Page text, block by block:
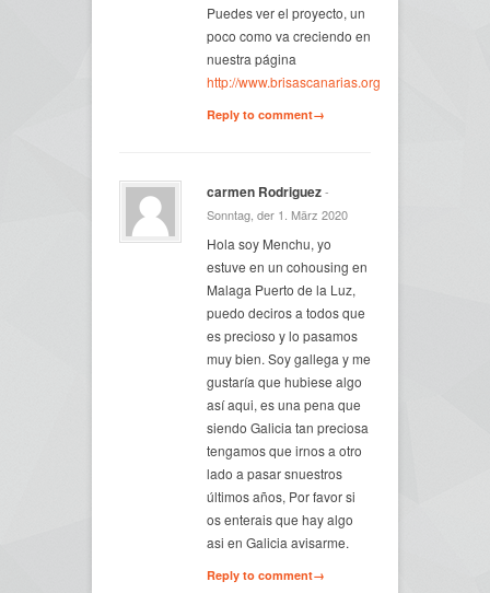
Puedes ver el proyecto, un
poco como va creciendo en
nuestra página
http://www.brisascanarias.org
Reply to comment→
carmen Rodriguez-
Sonntag, der 1. März 2020
Hola soy Menchu, yo
estuve en un cohousing en
Malaga Puerto de la Luz,
puedo deciros a todos que
es precioso y lo pasamos
muy bien. Soy gallega y me
gustaría que hubiese algo
así aqui, es una pena que
siendo Galicia tan preciosa
tengamos que irnos a otro
lado a pasar snuestros
últimos años, Por favor si
os enterais que hay algo
asi en Galicia avisarme.
Reply to comment→